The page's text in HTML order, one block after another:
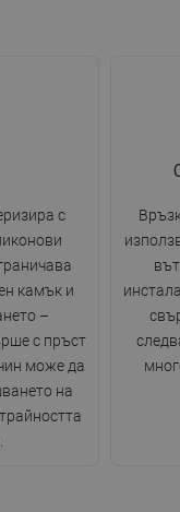
с
камък и
–
с пръст
може да
на